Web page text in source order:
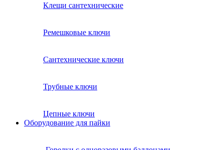
Клещи сантехнические
Ремешковые ключи
Сантехнические ключи
Трубные ключи
Цепные ключи
Оборудование для пайки